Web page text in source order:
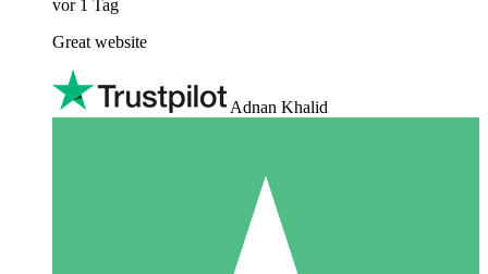
vor 1 Tag
Great website
Adnan Khalid